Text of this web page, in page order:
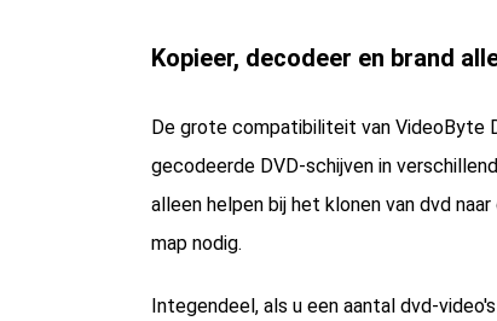
Kopieer, decodeer en brand
De grote compatibiliteit van VideoByte
gecodeerde DVD-schijven in
alleen helpen bij het klonen van dvd naar
map nodig.
Integendeel, als u een aantal dvd-